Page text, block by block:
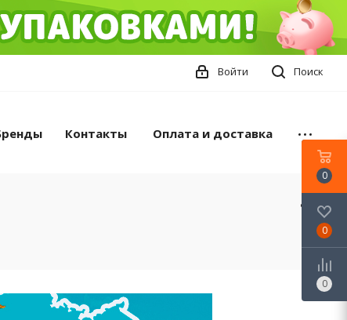
Поиск
Войти
Контакты Оплата и доставка
0
0
0